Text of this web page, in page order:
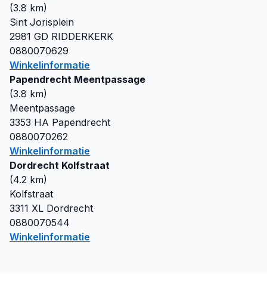
(3.8 km)
Sint Jorisplein
2981 GD RIDDERKERK
0880070629
Winkelinformatie
Papendrecht Meentpassage
(3.8 km)
Meentpassage
3353 HA Papendrecht
0880070262
Winkelinformatie
Dordrecht Kolfstraat
(4.2 km)
Kolfstraat
3311 XL Dordrecht
0880070544
Winkelinformatie